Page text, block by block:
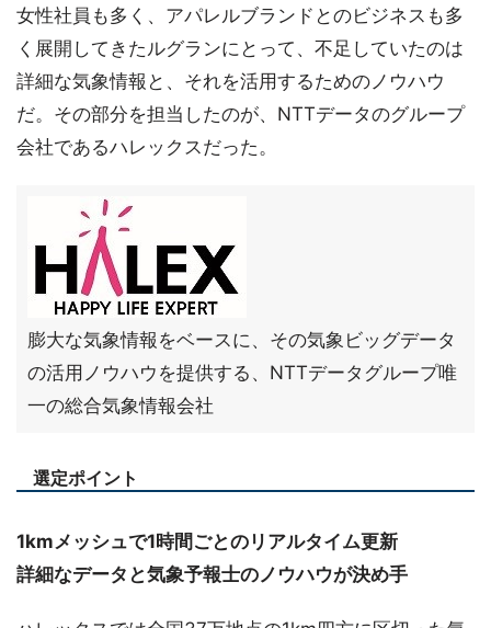
女性社員も多く、アパレルブランドとのビジネスも多
く展開してきたルグランにとって、不足していたのは
詳細な気象情報と、それを活用するためのノウハウ
だ。その部分を担当したのが、NTTデータのグループ
会社であるハレックスだった。
膨大な気象情報をベースに、その気象ビッグデータ
の活用ノウハウを提供する、NTTデータグループ唯
一の総合気象情報会社
選定ポイント
1kmメッシュで1時間ごとのリアルタイム更新
詳細なデータと気象予報士のノウハウが決め手